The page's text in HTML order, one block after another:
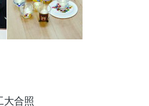
大合照